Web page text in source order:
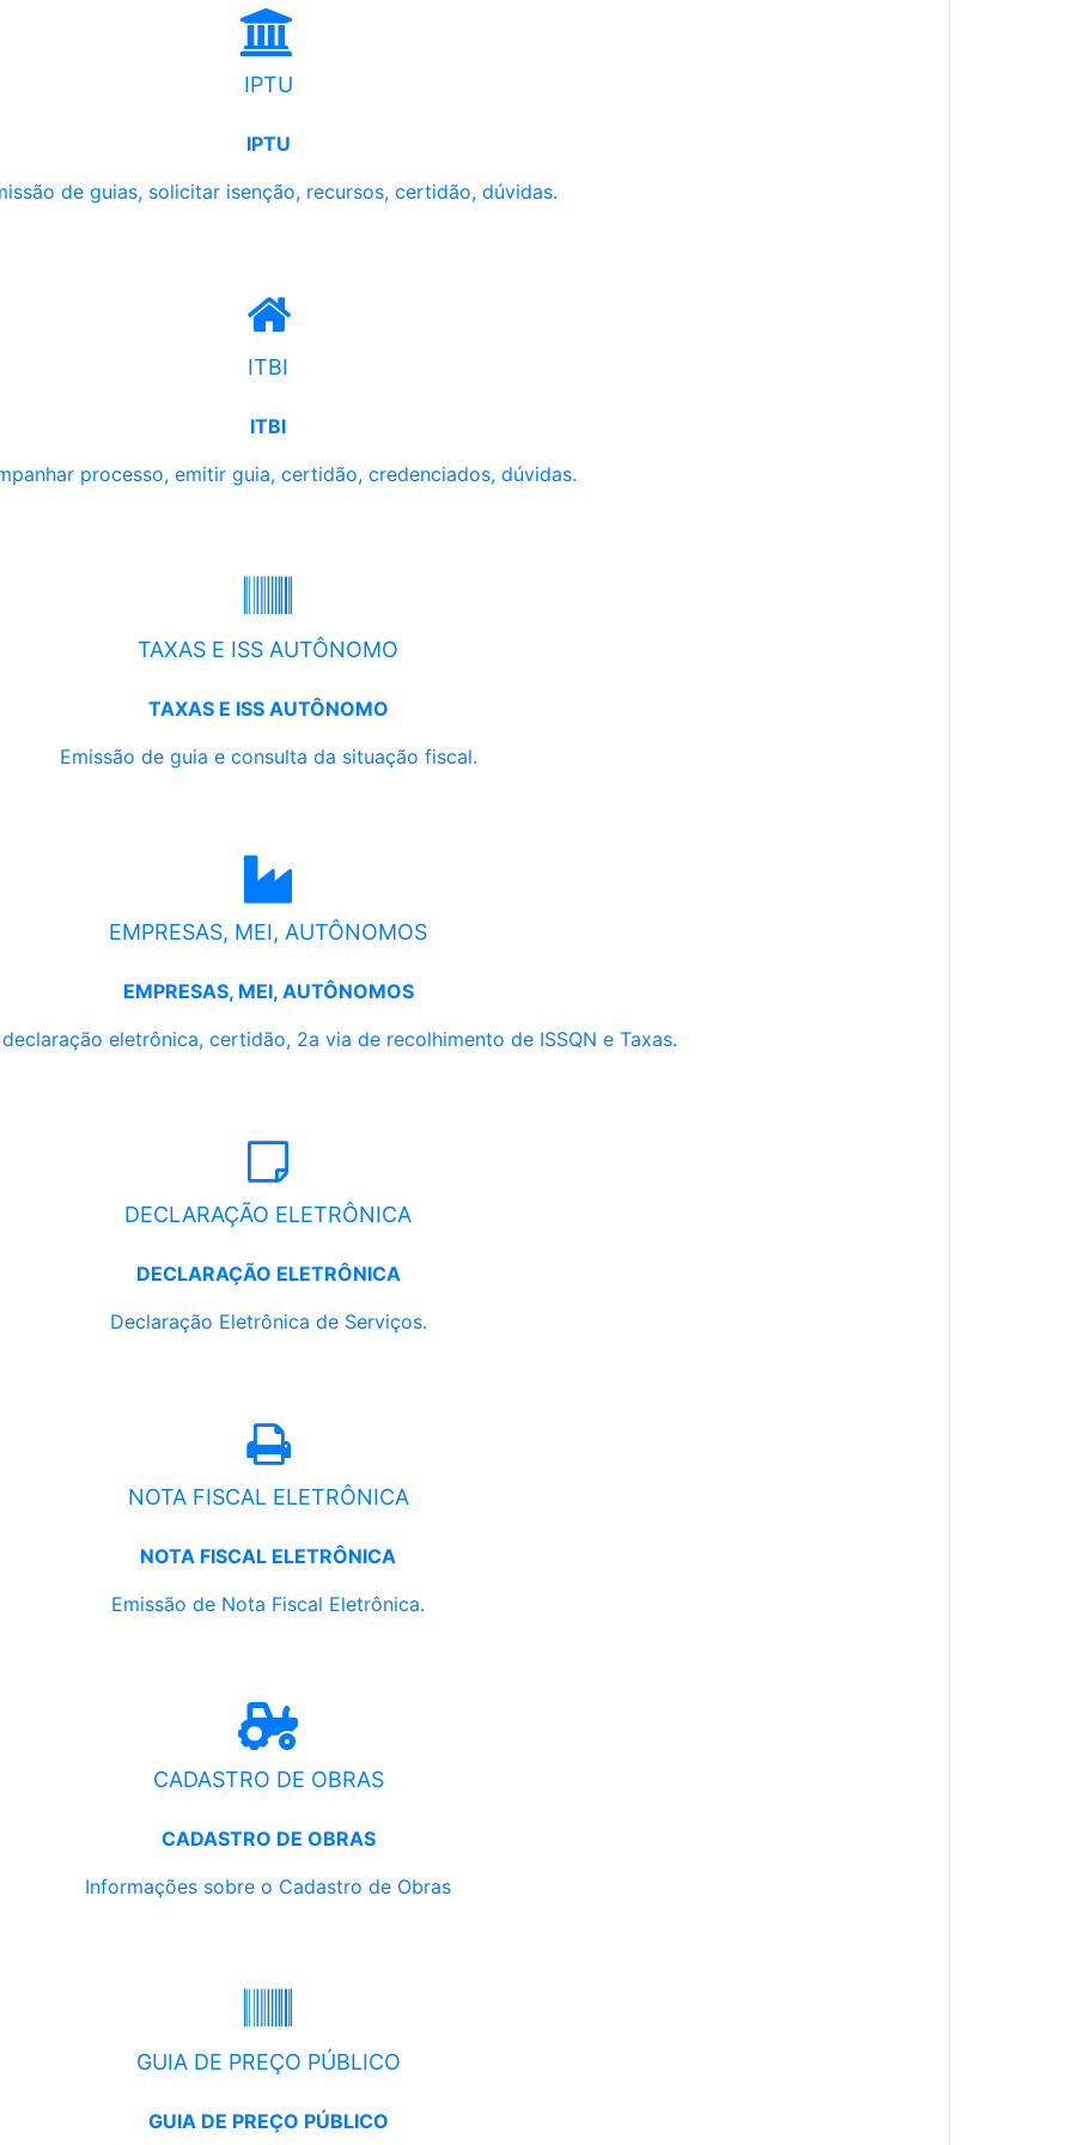
IPTU
IPTU
de guias, solicitar isenção, recursos, certidão, dúvidas.
ITBI
ITBI
processo, emitir guia, certidão, credenciados, dúvidas.
TAXAS E ISS AUTÔNOMO
TAXAS E ISS AUTÔNOMO
Emissão de guia e consulta da situação fiscal.
EMPRESAS, MEI, AUTÔNOMOS
EMPRESAS, MEI, AUTÔNOMOS
eletrônica, certidão, 2a via de recolhimento de ISSQN e Taxas.
DECLARAÇÃO ELETRÔNICA
DECLARAÇÃO ELETRÔNICA
Declaração Eletrônica de Serviços.
NOTA FISCAL ELETRÔNICA
NOTA FISCAL ELETRÔNICA
Emissão de Nota Fiscal Eletrônica.
CADASTRO DE OBRAS
CADASTRO DE OBRAS
Informações sobre o Cadastro de Obras
GUIA DE PREÇO PÚBLICO
GUIA DE PREÇO PÚBLICO